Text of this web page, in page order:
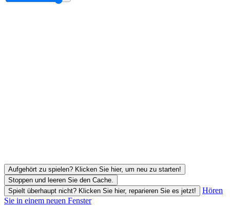
Aufgehört zu spielen? Klicken Sie hier, um neu zu starten!
Stoppen und leeren Sie den Cache.
Spielt überhaupt nicht? Klicken Sie hier, reparieren Sie es jetzt!
Hören
Sie in einem neuen Fenster